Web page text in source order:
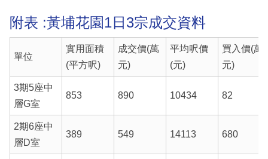
附表 :黃埔花園1日3宗成交資料
單位
實用面積
(平方呎)
成交價(萬
元)
平均呎價
(元)
買入價(萬
元)
3期5座中
層G室
853 890 10434 82
2期6座中
層D室
389 549 14113 680